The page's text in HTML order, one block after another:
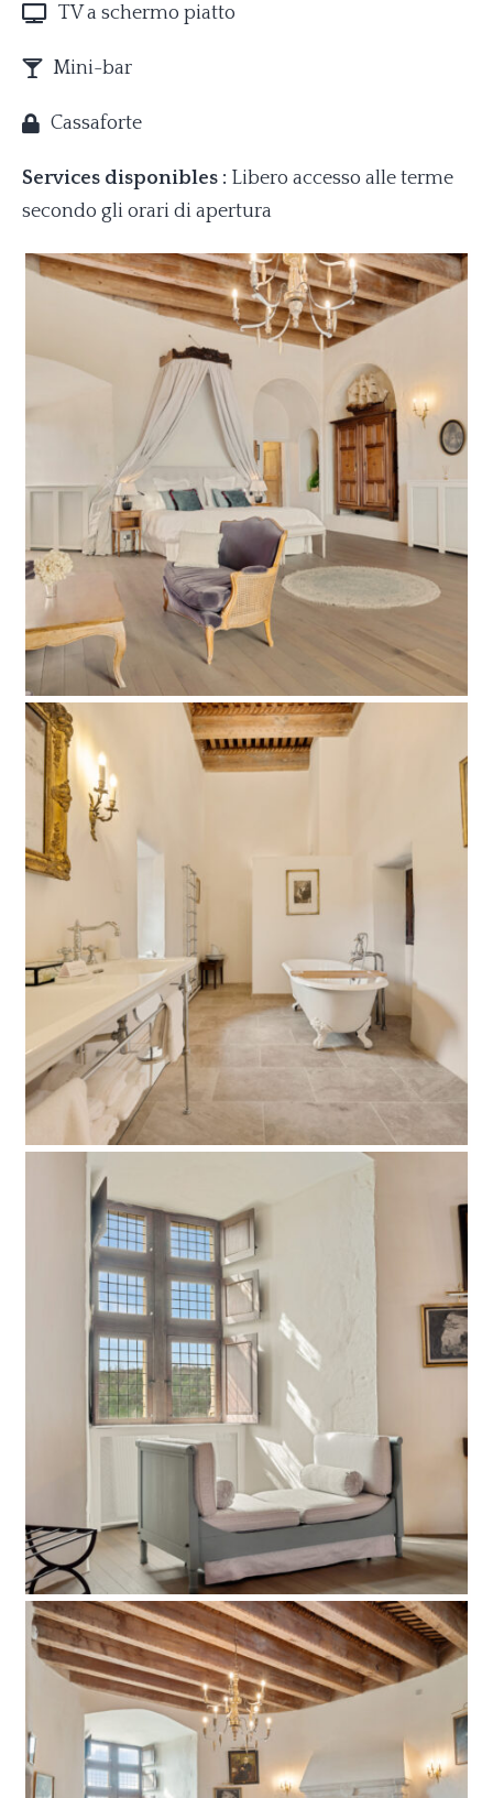
TV a schermo piatto
Mini-bar
Cassaforte
Services disponibles : Libero accesso alle terme
secondo gli orari di apertura